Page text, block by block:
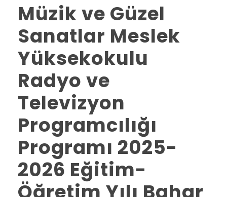
Müzik ve Güzel
Sanatlar Meslek
Yüksekokulu
Radyo ve
Televizyon
Programcılığı
Programı 2025-
2026 Eğitim-